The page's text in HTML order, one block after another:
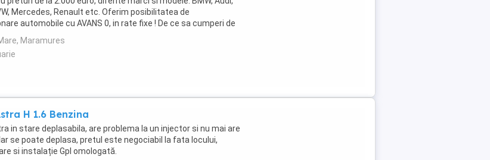
Mercedes, Renault etc. Oferim posibilitatea de
automobile cu AVANS 0, in rate fixe ! De ce sa cumperi de
avantajos ...
Maramures
H 1.6 Benzina
in stare deplasabila, are problema la un injector si nu mai are
se poate deplasa, pretul este negociabil la fata locului,
si instalație Gpl omologată.